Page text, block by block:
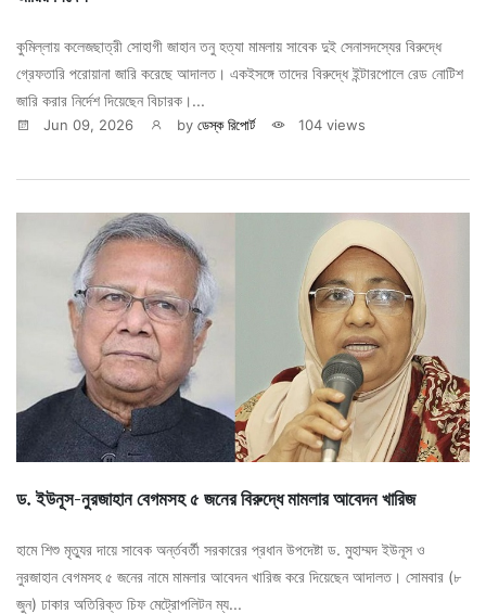
কুমিল্লায় কলেজছাত্রী সোহাগী জাহান তনু হত্যা মামলায় সাবেক দুই সেনাসদস্যের বিরুদ্ধে
গ্রেফতারি পরোয়ানা জারি করেছে আদালত। একইসঙ্গে তাদের বিরুদ্ধে ইন্টারপোলে রেড নোটিশ
জারি করার নির্দেশ দিয়েছেন বিচারক।...
Jun 09, 2026 by ডেস্ক রিপোর্ট 104 views
ড. ইউনূস-নুরজাহান বেগমসহ ৫ জনের বিরুদ্ধে মামলার আবেদন খারিজ
হামে শিশু মৃত্যুর দায়ে সাবেক অর্ন্তবর্তী সরকারের প্রধান উপদেষ্টা ড. মুহাম্মদ ইউনূস ও
নুরজাহান বেগমসহ ৫ জনের নামে মামলার আবেদন খারিজ করে দিয়েছেন আদালত। সোমবার (৮
জুন) ঢাকার অতিরিক্ত চিফ মেট্রোপলিটন ম্য...